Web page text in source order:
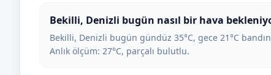
Bekilli, Denizli bugün nasıl bir hava
Bekilli, Denizli bugün gündüz 35°C, gece 21°C
Anlık ölçüm: 27°C, parçalı bulutlu.